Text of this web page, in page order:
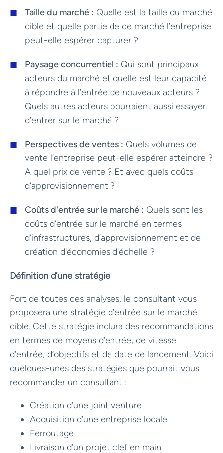
Taille du marché : Quelle est la taille du marché
cible et quelle partie de ce marché l’entreprise
peut-elle espérer capturer ?
Paysage concurrentiel : Qui sont principaux
acteurs du marché et quelle est leur capacité
à répondre à l’entrée de nouveaux acteurs ?
Quels autres acteurs pourraient aussi essayer
d’entrer sur le marché ?
Perspectives de ventes : Quels volumes de
vente l’entreprise peut-elle espérer atteindre ?
A quel prix de vente ? Et avec quels coûts
d’approvisionnement ?
Coûts d'entrée sur le marché : Quels sont les
coûts d’entrée sur le marché en termes
d’infrastructures, d’approvisionnement et de
création d'économies d'échelle ?
Définition d’une stratégie
Fort de toutes ces analyses, le consultant vous
proposera une stratégie d’entrée sur le marché
cible. Cette stratégie inclura des recommandations
en termes de moyens d’entrée, de vitesse
d’entrée, d’objectifs et de date de lancement. Voici
quelques-unes des stratégies que pourrait vous
recommander un consultant :
Création d’une joint venture
Acquisition d’une entreprise locale
Ferroutage
Livraison d’un projet clef en main